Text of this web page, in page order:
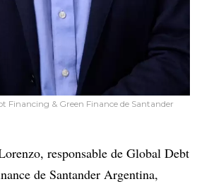
Financing & Green Finance de Santander
responsable de Global Debt
de Santander Argentina,